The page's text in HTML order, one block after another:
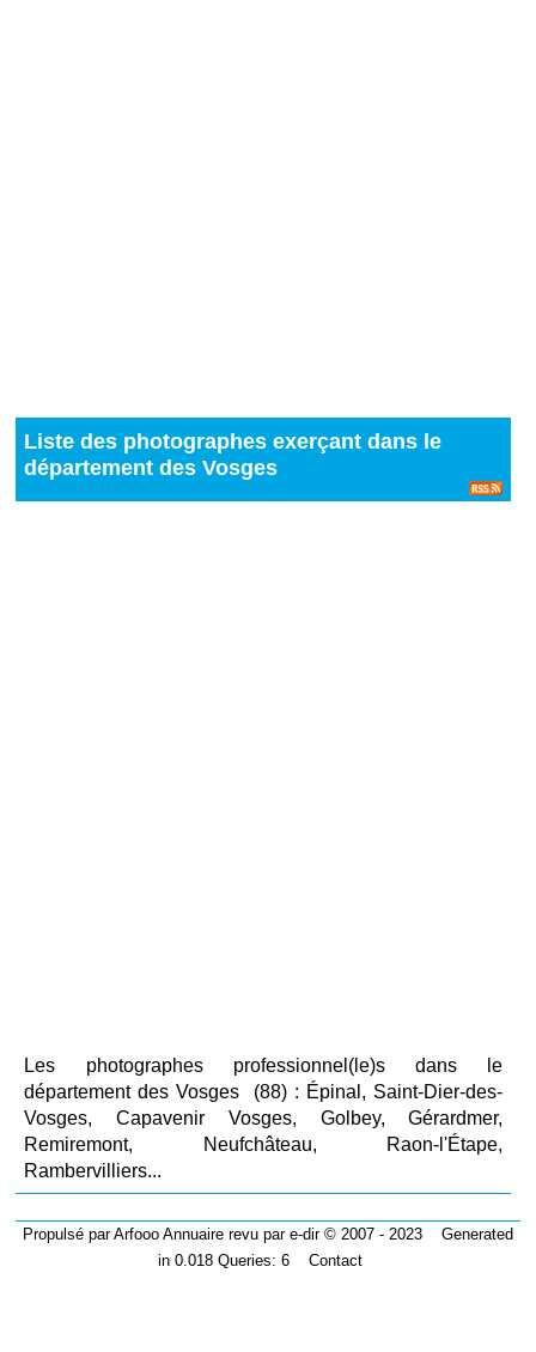
Liste des photographes exerçant dans le
département des Vosges
Les photographes professionnel(le)s dans le
département des Vosges (88) : Épinal, Saint-Dier-des-
Vosges, Capavenir Vosges, Golbey, Gérardmer,
Remiremont, Neufchâteau, Raon-l'Étape,
Rambervilliers...
Propulsé parArfooo Annuairerevu par e-dir© 2007 - 2023 Generated
in 0.018 Queries: 6Contact